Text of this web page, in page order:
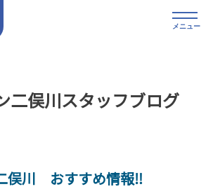
メニュー
二俣川スタッフブログ
俣川 おすすめ情報‼